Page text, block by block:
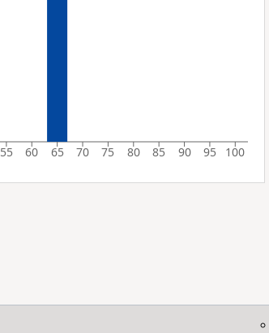
55 60 65 70 75 80 85 90 95 100